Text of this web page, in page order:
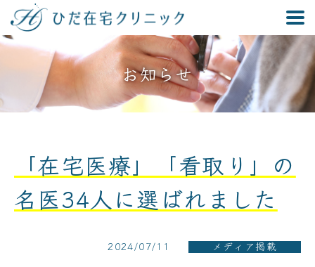
お知らせ
「在宅医療」「看取り」の
名医34人に選ばれました
2024/07/11 メディア掲載